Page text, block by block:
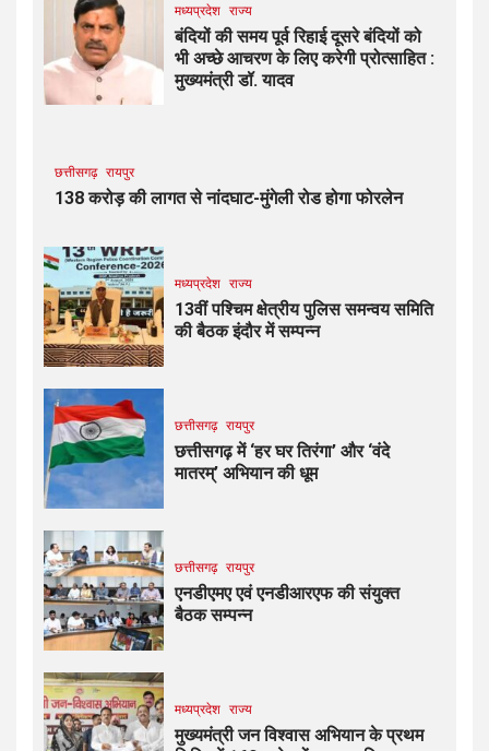
मध्यप्रदेश राज्य
बंदियों की समय पूर्व रिहाई दूसरे बंदियों को
भी अच्छे आचरण के लिए करेगी प्रोत्साहित :
मुख्यमंत्री डॉ. यादव
छत्तीसगढ़ रायपुर
138 करोड़ की लागत से नांदघाट-मुंगेली रोड होगा फोरलेन
मध्यप्रदेश राज्य
13वीं पश्चिम क्षेत्रीय पुलिस समन्वय समिति
की बैठक इंदौर में सम्पन्न
छत्तीसगढ़ रायपुर
छत्तीसगढ़ में ‘हर घर तिरंगा’ और ‘वंदे
मातरम्’ अभियान की धूम
छत्तीसगढ़ रायपुर
एनडीएमए एवं एनडीआरएफ की संयुक्त
बैठक सम्पन्न
मध्यप्रदेश राज्य
मुख्यमंत्री जन विश्वास अभियान के प्रथम